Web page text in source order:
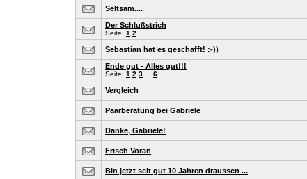
Seltsam....
Der Schlußstrich
Seite: 1 2
Sebastian hat es geschafft! :-))
Ende gut - Alles gut!!!
Seite: 1 2 3 6
Vergleich
Paarberatung bei Gabriele
Danke, Gabriele!
Frisch Voran
Bin jetzt seit gut 10 Jahren draussen ...